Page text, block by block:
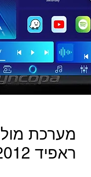
מערכת
ראפיד 2012